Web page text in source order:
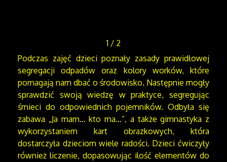
1 / 2
Podczas zajęć dzieci poznały zasady prawidłowej
segregacji odpadów oraz kolory worków, które
pomagają nam dbać o środowisko. Następnie mogły
sprawdzić swoją wiedzę w praktyce, segregując
śmieci do odpowiednich pojemników. Odbyła się
zabawa „Ja mam… kto ma…”, a także gimnastyka z
wykorzystaniem kart obrazkowych, która
dostarczyła dzieciom wiele radości. Dzieci ćwiczyły
również liczenie, dopasowując ilość elementów do